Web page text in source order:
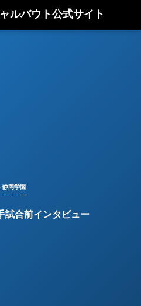
ルバウト公式サイト
静岡学園
試合前インタビュー